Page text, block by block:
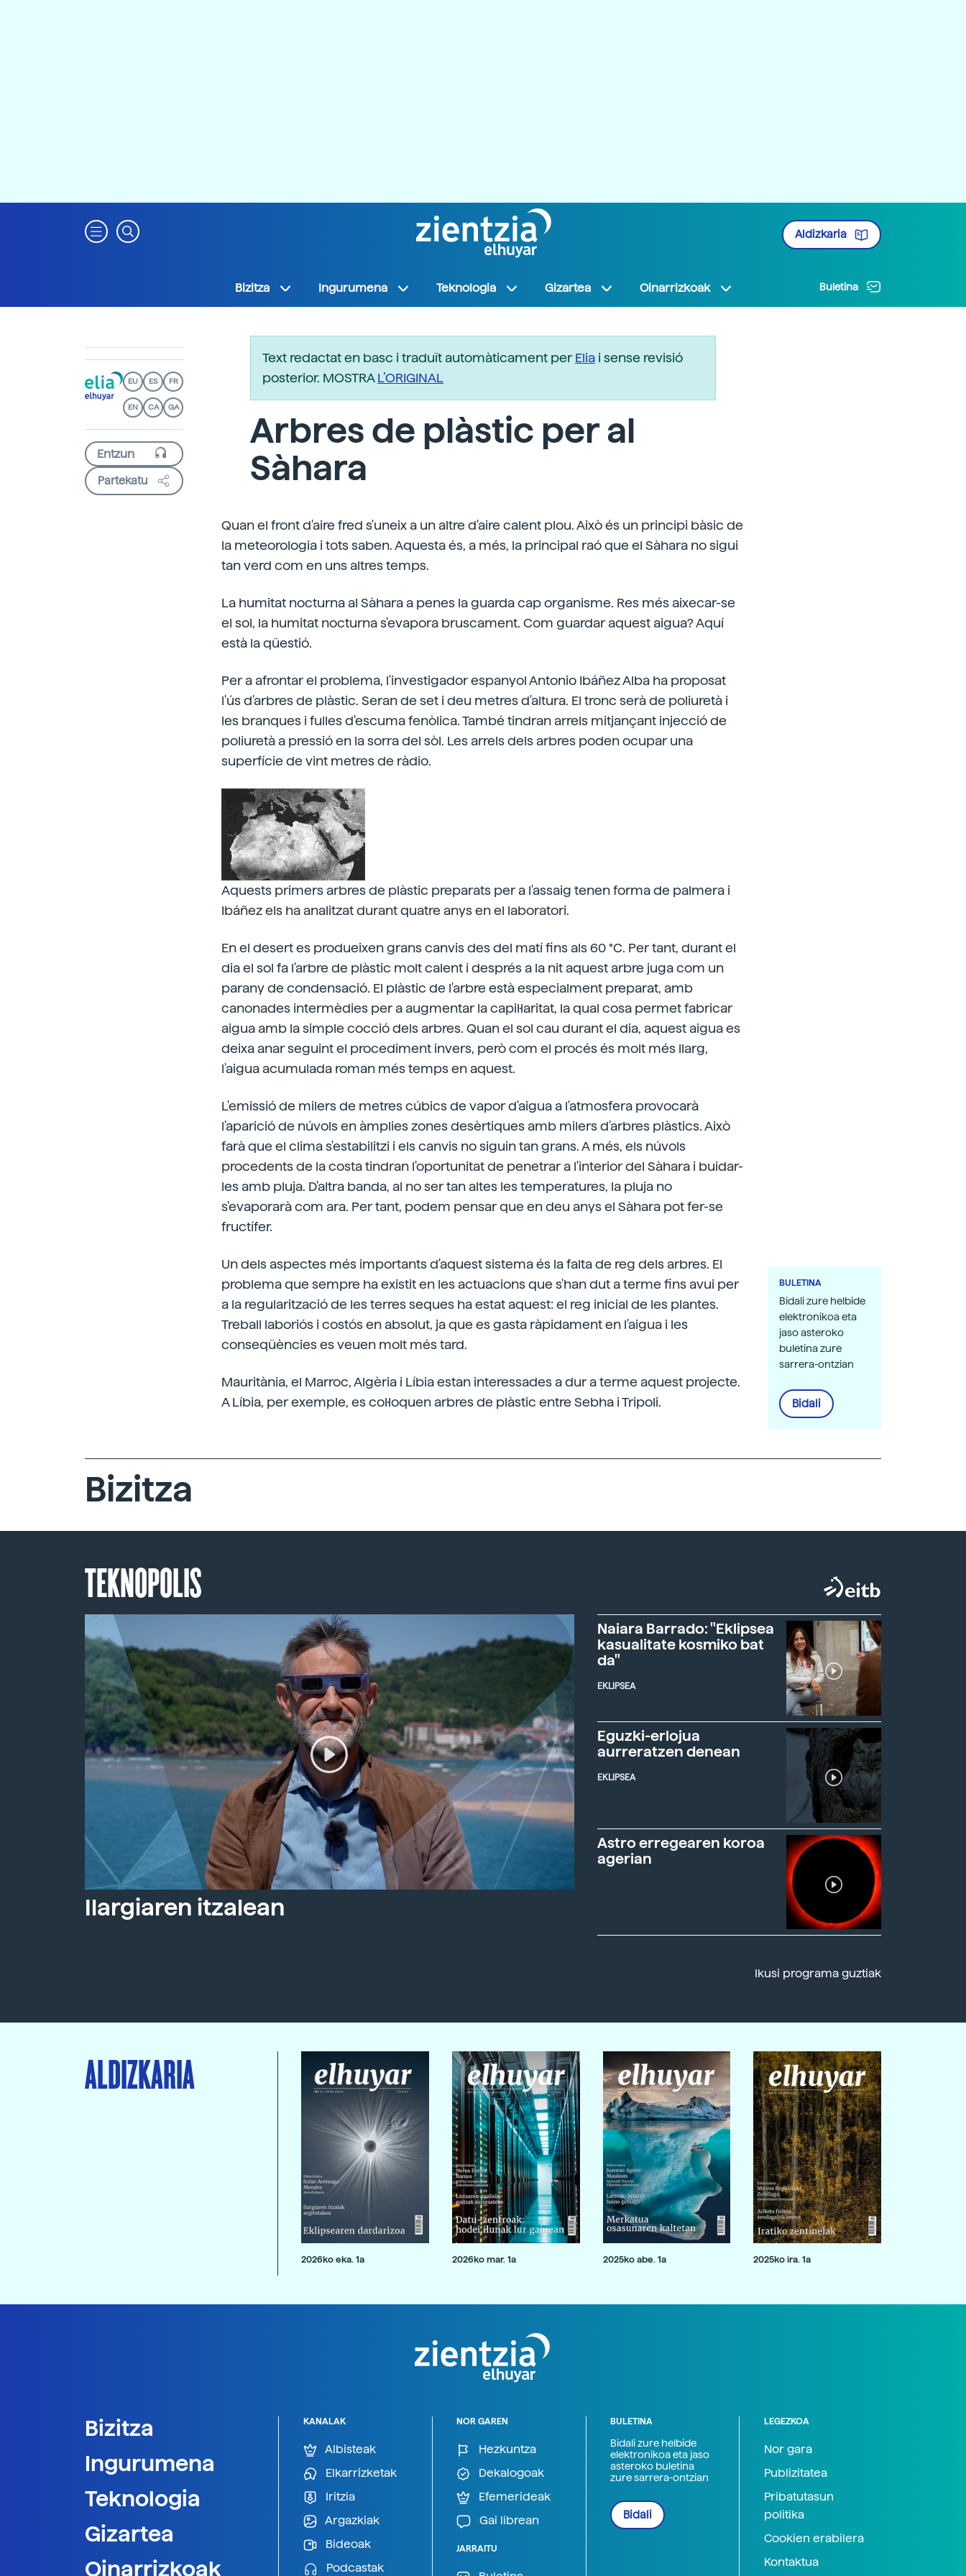
Aldizkaria
Bizitza Ingurumena Teknologia Gizartea Oinarrizkoak Buletina
EU ES FR
EN CA GA
Partekatu
Text redactat en basc i traduït automàticament perElia i sense revisió
posterior. MOSTRAL’ORIGINAL
Arbres de plàstic per al
Sàhara
Quan el front d'aire fred s'uneix a un altre d'aire calent plou. Això és un principi bàsic de
la meteorologia i tots saben. Aquesta és, a més, la principal raó que el Sàhara no sigui
tan verd com en uns altres temps.
La humitat nocturna al Sàhara a penes la guarda cap organisme. Res més aixecar-se
el sol, la humitat nocturna s'evapora bruscament. Com guardar aquest aigua? Aquí
està la qüestió.
Per a afrontar el problema, l'investigador espanyol Antonio Ibáñez Alba ha proposat
l'ús d'arbres de plàstic. Seran de set i deu metres d'altura. El tronc serà de poliuretà i
les branques i fulles d'escuma fenòlica. També tindran arrels mitjançant injecció de
poliuretà a pressió en la sorra del sòl. Les arrels dels arbres poden ocupar una
superfície de vint metres de ràdio.
Aquests primers arbres de plàstic preparats per a l'assaig tenen forma de palmera i
Ibáñez els ha analitzat durant quatre anys en el laboratori.
En el desert es produeixen grans canvis des del matí fins als 60 °C. Per tant, durant el
dia el sol fa l'arbre de plàstic molt calent i després a la nit aquest arbre juga com un
parany de condensació. El plàstic de l'arbre està especialment preparat, amb
canonades intermèdies per a augmentar la capil·laritat, la qual cosa permet fabricar
aigua amb la simple cocció dels arbres. Quan el sol cau durant el dia, aquest aigua es
deixa anar seguint el procediment invers, però com el procés és molt més llarg,
l'aigua acumulada roman més temps en aquest.
L'emissió de milers de metres cúbics de vapor d'aigua a l'atmosfera provocarà
l'aparició de núvols en àmplies zones desèrtiques amb milers d'arbres plàstics. Això
farà que el clima s'estabilitzi i els canvis no siguin tan grans. A més, els núvols
procedents de la costa tindran l'oportunitat de penetrar a l'interior del Sàhara i buidar-
les amb pluja. D'altra banda, al no ser tan altes les temperatures, la pluja no
s'evaporarà com ara. Per tant, podem pensar que en deu anys el Sàhara pot fer-se
fructífer.
Un dels aspectes més importants d'aquest sistema és la falta de reg dels arbres. El
problema que sempre ha existit en les actuacions que s'han dut a terme fins avui per
a la regularització de les terres seques ha estat aquest: el reg inicial de les plantes.
Treball laboriós i costós en absolut, ja que es gasta ràpidament en l'aigua i les
conseqüències es veuen molt més tard.
Mauritània, el Marroc, Algèria i Líbia estan interessades a dur a terme aquest projecte.
A Líbia, per exemple, es col·loquen arbres de plàstic entre Sebha i Tripoli.
BULETINA
Bidali zure helbide
elektronikoa eta
jaso asteroko
buletina zure
sarrera-ontzian
Bidali
Bizitza
TEKNOPOLIS
Ilargiaren itzalean
Naiara Barrado: "Eklipsea
kasualitate kosmiko bat
da"
EKLIPSEA
Eguzki-erlojua
aurreratzen denean
EKLIPSEA
Astro erregearen koroa
agerian
Ikusi programa guztiak
ALDIZKARIA
2026ko eka. 1a 2026ko mar. 1a 2025ko abe. 1a 2025ko ira. 1a
Bizitza
Ingurumena
Teknologia
Gizartea
Oinarrizkoak
KANALAK
Albisteak
Elkarrizketak
Iritzia
Argazkiak
Bideoak
Podcastak
NOR GAREN
Hezkuntza
Dekalogoak
Efemerideak
Gai librean
JARRAITU
BULETINA
Bidali zure helbide
elektronikoa eta jaso
asteroko buletina
zure sarrera-ontzian
Bidali
LEGEZKOA
Nor gara
Publizitatea
Pribatutasun
politika
Cookien erabilera
Kontaktua